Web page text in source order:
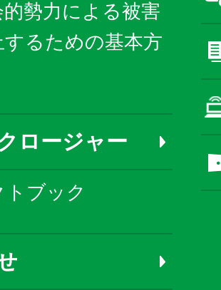
的勢力による被害
するための基本方
ロージャー
トブック